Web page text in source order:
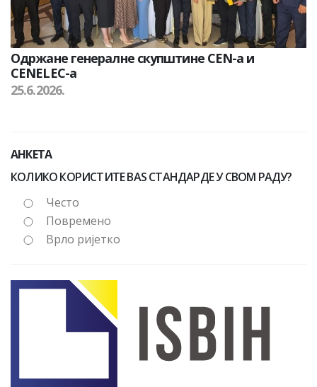
Одржане генералне скупштине CEN-а и
CENELEC-а
25.6.2026.
АНКЕТА
КОЛИКО КОРИСТИТЕ BAS СТАНДАРДЕ У СВОМ РАДУ?
Често
Повремено
Врло ријетко